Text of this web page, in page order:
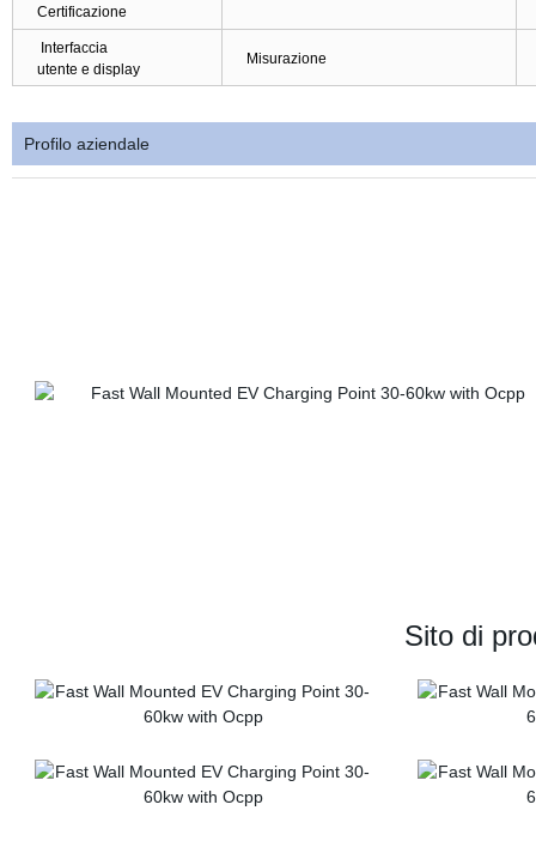
Certificazione
Interfaccia
utente e display
Misurazione
Profilo aziendale
Sito di